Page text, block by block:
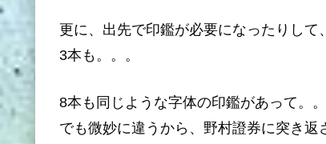
更に、出先で印鑑が必要になったりし
3本も。。。
8本も同じような字体の印鑑があって。。
でも微妙に違うから、野村證券に突き返